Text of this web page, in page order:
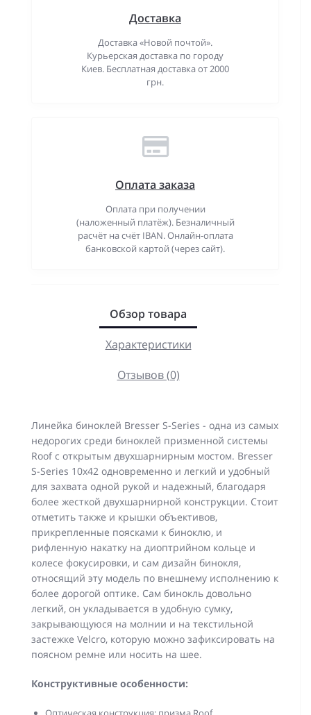
Доставка
Доставка «Новой почтой».
Курьерская доставка по городу
Киев. Бесплатная доставка от 2000
грн.
Оплата заказа
Оплата при получении
(наложенный платёж). Безналичный
расчёт на счёт IBAN. Онлайн-оплата
банковской картой (через сайт).
Обзор товара
Характеристики
Отзывов (0)
Линейка биноклей Bresser S-Series - одна из самых
недорогих среди биноклей призменной системы
Roof с открытым двухшарнирным мостом. Bresser
S-Series 10x42 одновременно и легкий и удобный
для захвата одной рукой и надежный, благодаря
более жесткой двухшарнирной конструкции. Стоит
отметить также и крышки объективов,
прикрепленные поясками к биноклю, и
рифленную накатку на диоптрийном кольце и
колесе фокусировки, и сам дизайн бинокля,
относящий эту модель по внешнему исполнению к
более дорогой оптике. Сам бинокль довольно
легкий, он укладывается в удобную сумку,
закрывающуюся на молнии и на текстильной
застежке Velcro, которую можно зафиксировать на
поясном ремне или носить на шее.
Конструктивные особенности: